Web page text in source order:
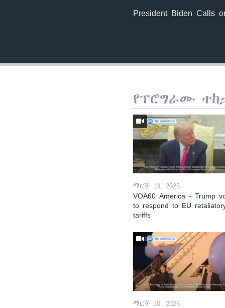
President Biden Calls
የፕሮግራሙ
ማርች 13, 2025
VOA60 America - Trump
to respond to EU
tariffs
ማርች 10, 2025